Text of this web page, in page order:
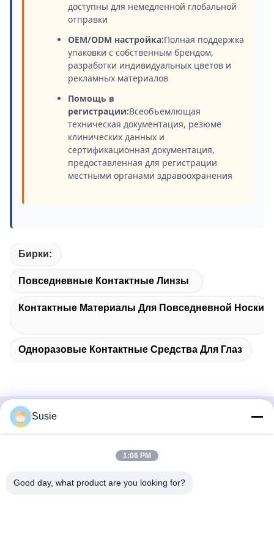
доступны для немедленной глобальной
отправки
OEM/ODM настройка:Полная поддержка
упаковки с собственным брендом,
разработки индивидуальных цветов и
рекламных материалов
Помощь в
регистрации:Всеобъемлющая
техническая документация, резюме
клинических данных и
сертификационная документация,
предоставленная для регистрации
местными органами здравоохранения
Бирки:
Повседневные Контактные Линзы
Контактные Материалы Для Повседневной Носки
Одноразовые Контактные Средства Для Глаз
Быстрый контакт
Первая улица Чжунъи, район Юхуа, Чанша, Хунань,
Susie
1:06 PM
Good day, what product are you looking for?